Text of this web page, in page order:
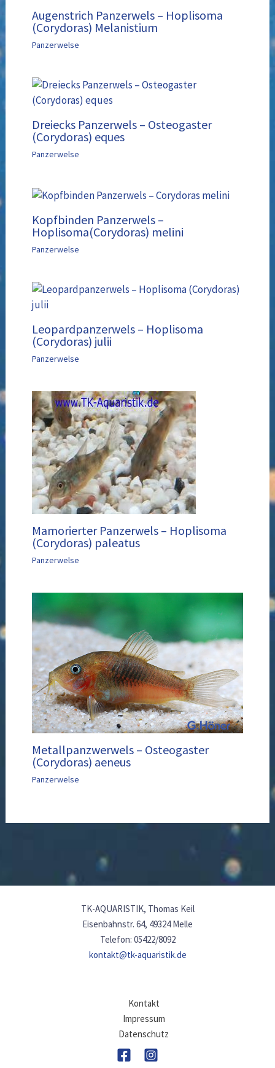
Augenstrich Panzerwels – Hoplisoma
(Corydoras) Melanistium
Panzerwelse
Dreiecks Panzerwels – Osteogaster
(Corydoras) eques
Panzerwelse
Kopfbinden Panzerwels –
Hoplisoma(Corydoras) melini
Panzerwelse
Leopardpanzerwels – Hoplisoma
(Corydoras) julii
Panzerwelse
Mamorierter Panzerwels – Hoplisoma
(Corydoras) paleatus
Panzerwelse
Metallpanzwerwels – Osteogaster
(Corydoras) aeneus
Panzerwelse
TK-AQUARISTIK, Thomas Keil
Eisenbahnstr. 64, 49324 Melle
Telefon: 05422/8092
kontakt@tk-aquaristik.de
Kontakt
Impressum
Datenschutz